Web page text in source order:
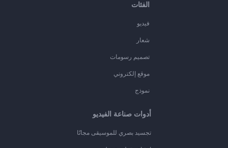
الفئات
فيديو
شعار
تصميم رسومات
موقع إلكتروني
نموذج
أدوات صناعة الفيديو
تجسيد بصري للموسيقى مجانًا